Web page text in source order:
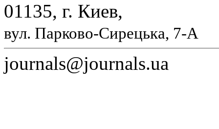
01135, г. Киев,
вул. Парково-Сирецька, 7-А
journals@journals.ua